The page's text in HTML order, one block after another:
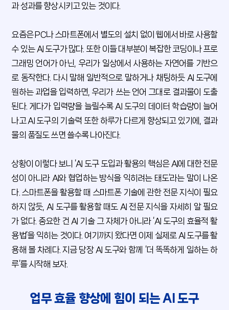
과 성과를 향상시키고 있는 것이다.
요즘은 PC나 스마트폰에서 별도의 설치 없이 웹에서 바로 사용할
수 있는 AI 도구가 많다. 또한 이들 대부분이 복잡한 코딩이나 프로
그래밍 언어가 아닌, 우리가 일상에서 사용하는 자연어를 기반으
로 동작한다. 다시 말해 일반적으로 말하거나 채팅하듯 AI 도구에
원하는 과업을 입력하면, 우리가 쓰는 언어 그대로 결과물이 도출
된다. 게다가 입력량을 늘릴수록 AI 도구의 데이터 학습량이 늘어
나고 AI 도구의 기술력 또한 하루가 다르게 향상되고 있기에, 결과
물의 품질도 쓰면 쓸수록 나아진다.
상황이 이렇다 보니 ‘AI 도구 도입과 활용의 핵심은 AI에 대한 전문
성이 아니라 AI와 협업하는 방식을 익히려는 태도’라는 말이 나온
다. 스마트폰을 활용할 때 스마트폰 기술에 관한 전문 지식이 필요
하지 않듯, AI 도구를 활용할 때도 AI 전문 지식을 자세히 알 필요
가 없다. 중요한 건 AI 기술 그 자체가 아니라 ‘AI 도구의 효율적 활
용법’을 익히는 것이다. 여기까지 왔다면 이제 실제로 AI 도구를 활
용해 볼 차례다. 지금 당장 AI 도구와 함께 ‘더 똑똑하게 일하는 하
루’를 시작해 보자.
업무 효율 향상에 힘이 되는 AI 도구